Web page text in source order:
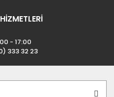
- 17:00
333 32 23